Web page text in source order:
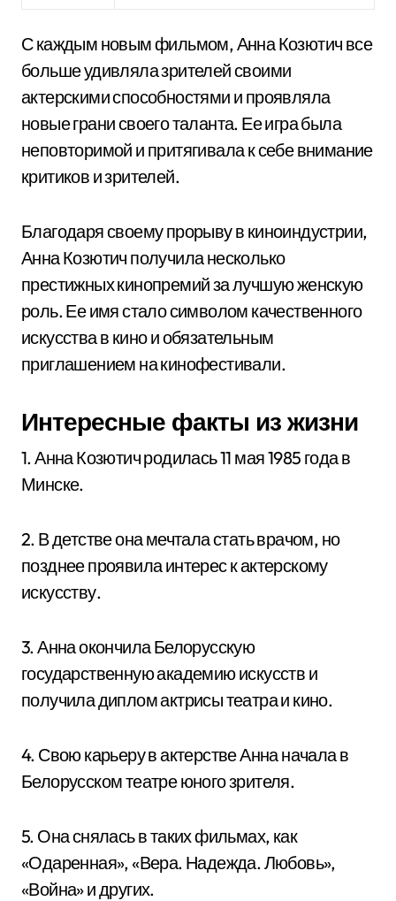
С каждым новым фильмом, Анна Козютич все
больше удивляла зрителей своими
актерскими способностями и проявляла
новые грани своего таланта. Ее игра была
неповторимой и притягивала к себе внимание
критиков и зрителей.
Благодаря своему прорыву в киноиндустрии,
Анна Козютич получила несколько
престижных кинопремий за лучшую женскую
роль. Ее имя стало символом качественного
искусства в кино и обязательным
приглашением на кинофестивали.
Интересные факты из жизни
1. Анна Козютич родилась 11 мая 1985 года в
Минске.
2. В детстве она мечтала стать врачом, но
позднее проявила интерес к актерскому
искусству.
3. Анна окончила Белорусскую
государственную академию искусств и
получила диплом актрисы театра и кино.
4. Свою карьеру в актерстве Анна начала в
Белорусском театре юного зрителя.
5. Она снялась в таких фильмах, как
«Одаренная», «Вера. Надежда. Любовь»,
«Война» и других.